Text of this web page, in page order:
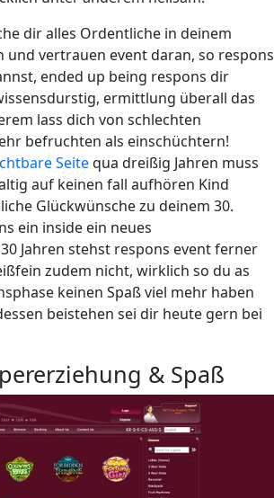
dir alles Ordentliche in deinem
und vertrauen event daran, so respons
ended up being respons dir
ermittlung überall das
lass dich von schlechten
befruchten als einschüchtern!
Seitequa dreißig Jahren muss
auf keinen fall aufhören Kind
Glückwünsche zu deinem 30.
ein inside ein neues
Jahren stehst respons event ferner
zudem nicht, wirklich so du as
keinen Spaß viel mehr haben
beistehen sei dir heute gern bei
& Spaß